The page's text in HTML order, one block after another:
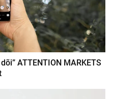
ATTENTION MARKETS